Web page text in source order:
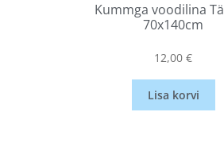
Kummga voodilina
70x140cm
12,00€
Lisa korvi